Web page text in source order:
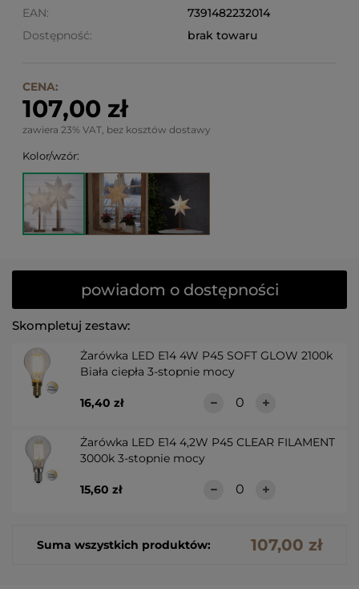
EAN:
7391482232014
Dostępność:
brak towaru
CENA:
107,00 zł
zawiera 23% VAT, bez kosztów dostawy
Kolor/wzór:
Skompletuj zestaw:
Żarówka LED E14 4W P45 SOFT GLOW 2100k
Biała ciepła 3-stopnie mocy
16,40 zł
Żarówka LED E14 4,2W P45 CLEAR FILAMENT
3000k 3-stopnie mocy
15,60 zł
Suma wszystkich produktów: 107,00 zł
powiadom o dostępności